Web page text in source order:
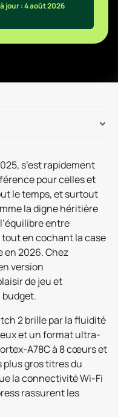
jour : 4 août 2026
s’est rapidement
pour celles et
le temps, et surtout
la digne héritière
entre
en cochant la case
2026. Chez
version
de jeu et
budget.
2 brille par la fluidité
et un format ultra-
A78C à 8 cœurs et
plus gros titres du
la connectivité Wi-Fi
rassurent les